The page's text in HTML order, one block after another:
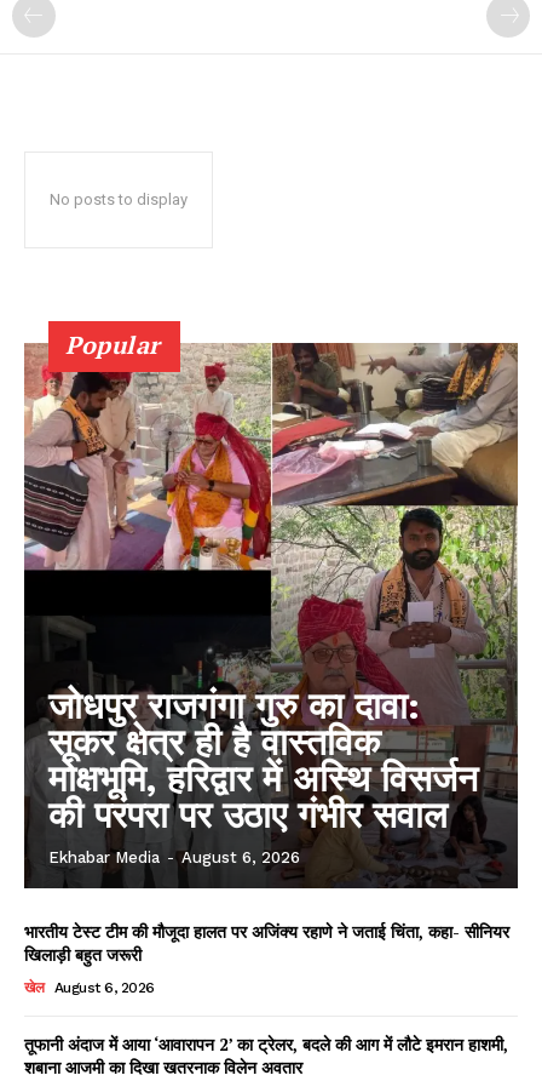
No posts to display
Popular
जोधपुर राजगंगा गुरु का दावा:
सूकर क्षेत्र ही है वास्तविक
मोक्षभूमि, हरिद्वार में अस्थि विसर्जन
की परंपरा पर उठाए गंभीर सवाल
Ekhabar Media - August 6, 2026
भारतीय टेस्ट टीम की मौजूदा हालत पर अजिंक्य रहाणे ने जताई चिंता, कहा- सीनियर
खिलाड़ी बहुत जरूरी
खेल August 6, 2026
तूफानी अंदाज में आया ‘आवारापन 2’ का ट्रेलर, बदले की आग में लौटे इमरान हाशमी,
शबाना आजमी का दिखा खतरनाक विलेन अवतार